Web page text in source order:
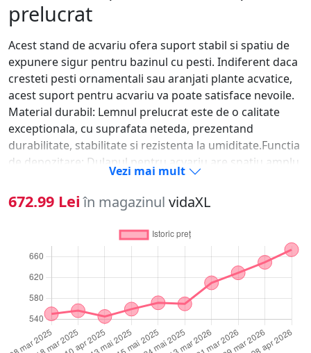
prelucrat
Acest stand de acvariu ofera suport stabil si spatiu de
expunere sigur pentru bazinul cu pesti. Indiferent daca
cresteti pesti ornamentali sau aranjati plante acvatice,
acest suport pentru acvariu va poate satisface nevoile.
Material durabil: Lemnul prelucrat este de o calitate
exceptionala, cu suprafata neteda, prezentand
durabilitate, stabilitate si rezistenta la umiditate.Functia
de depozitare: Dulapul pentru acvariu are spatiu amplu
de depozitare. Blatul este conceput pentru a pune
rezervorul de peste, iar cele 4 compartimente cu usi
sunt convenabile pentru a depozita hrana pentru pesti,
plasa, dezinfectanti, balsam si alte articole.Design
elegant: acest suport pentru rezervor de peste are un
design elegant care completeaza diferite stiluri de
decor pentru casa. Acesta serveste nu numai ca un
suport practic pentru acvariu, ci si ca un decor rafinat
pentru casa, adaugand o nota de eleganta moderna
spatiului dvs. de locuit. Avertisment:Pentru a preveni
rasturnarea, acest produs trebuie utilizat cu dispozitivul
Vezi mai mult
672.99 Lei în magazinul vidaXL